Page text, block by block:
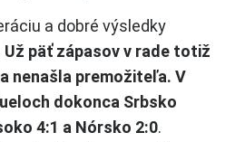
a dobré výsledky
Už päť zápasov v rade totiž
nenašla premožiteľa. V
dokonca Srbsko
4:1 a Nórsko 2:0.